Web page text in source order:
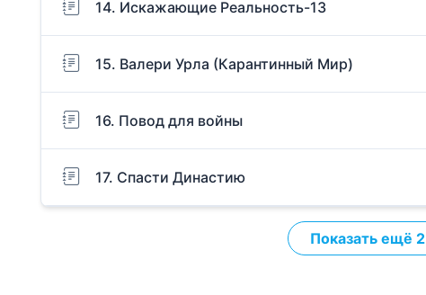
14. Искажающие Реальность-13
15. Валери Урла (Карантинный Мир)
16. Повод для войны
17. Спасти Династию
Показать ещё 2